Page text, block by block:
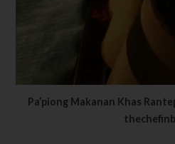
Pa’piong Makanan Khas